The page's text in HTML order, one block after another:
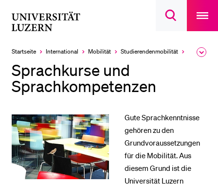
Suchdialog
main
Startseite International Mobilität Studierendenmobilität
Sprachkurse und
Sprachkompetenzen
Gute Sprachkenntnisse
gehören zu den
Grundvoraussetzungen
für die Mobilität. Aus
diesem Grund ist die
Universität Luzern
LETZTE SUCHEN
DIE UNI FÜR…
Schulklassen und Lehrpersonen
Studierende
Forschende
Mitarbeitende
Alumni